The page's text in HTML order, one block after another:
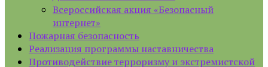
Всероссийская акция «Безопасный
интернет»
Пожарная безопасность
Реализация программы наставничества
Противодействие терроризму и экстремистской